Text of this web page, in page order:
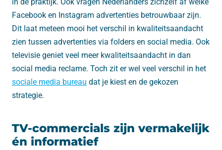
Facebook en Instagram advertenties betrouwbaar zijn.
Dit laat meteen mooi het verschil in kwaliteitsaandacht
zien tussen advertenties via folders en social media. Ook
televisie geniet veel meer kwaliteitsaandacht in dan
social media reclame. Toch zit er wel veel verschil in het
sociale media bureau dat je kiest en de gekozen
strategie.
TV-commercials zijn vermakelijk
én informatief